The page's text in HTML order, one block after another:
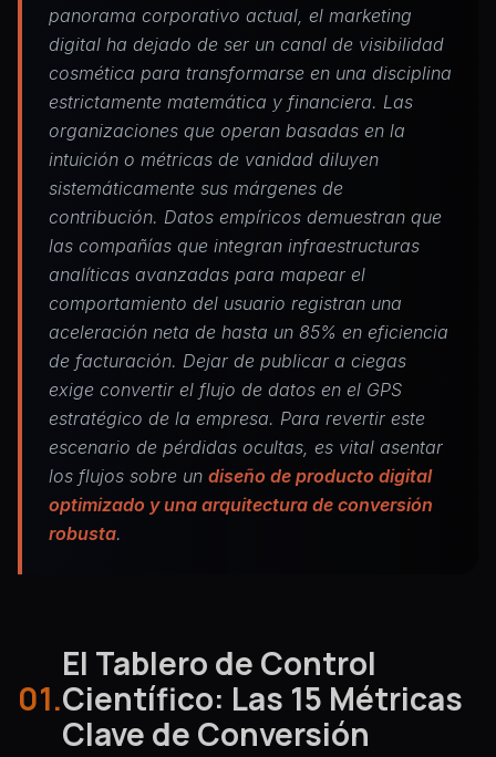
panorama corporativo actual, el marketing
digital ha dejado de ser un canal de visibilidad
cosmética para transformarse en una disciplina
estrictamente matemática y financiera. Las
organizaciones que operan basadas en la
intuición o métricas de vanidad diluyen
sistemáticamente sus márgenes de
contribución. Datos empíricos demuestran que
las compañías que integran infraestructuras
analíticas avanzadas para mapear el
comportamiento del usuario registran una
aceleración neta de hasta un 85% en eficiencia
de facturación. Dejar de publicar a ciegas
exige convertir el flujo de datos en el GPS
estratégico de la empresa. Para revertir este
escenario de pérdidas ocultas, es vital asentar
los flujos sobre un diseño de producto digital
optimizado y una arquitectura de conversión
robusta.
01.
El Tablero de Control
Científico: Las 15 Métricas
Clave de Conversión